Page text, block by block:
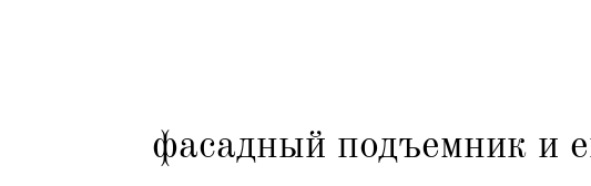
фасадный подъемник и